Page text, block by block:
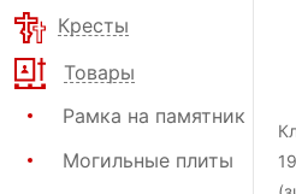
Кресты
Товары
Рамка на памятник
Могильные плиты